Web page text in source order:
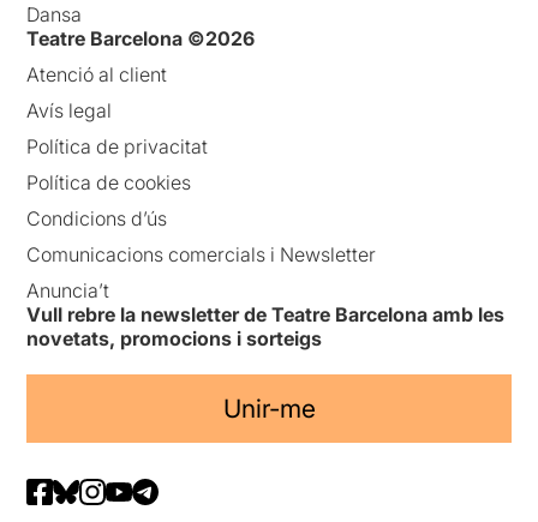
Dansa
Teatre Barcelona ©2026
Atenció al client
Avís legal
Política de privacitat
Política de cookies
Condicions d’ús
Comunicacions comercials i Newsletter
Anuncia’t
Vull rebre la newsletter de Teatre Barcelona amb les
novetats, promocions i sorteigs
Unir-me